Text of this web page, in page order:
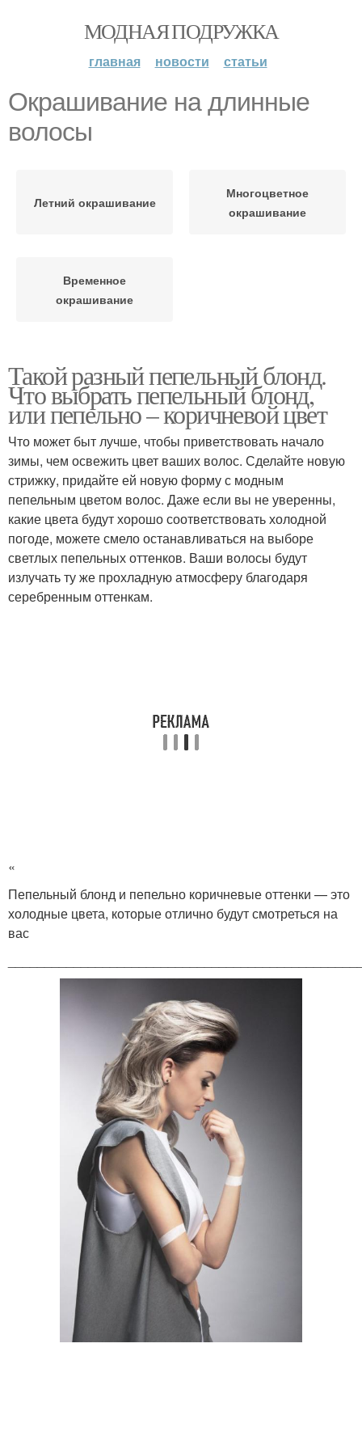
МОДНАЯ ПОДРУЖКА
главная новости статьи
Окрашивание на длинные
волосы
Летний окрашивание
Многоцветное
окрашивание
Временное
окрашивание
Такой разный пепельный блонд.
Что выбрать пепельный блонд,
или пепельно – коричневой цвет
Что может быт лучше, чтобы приветствовать начало
зимы, чем освежить цвет ваших волос. Сделайте новую
стрижку, придайте ей новую форму с модным
пепельным цветом волос. Даже если вы не уверенны,
какие цвета будут хорошо соответствовать холодной
погоде, можете смело останавливаться на выборе
светлых пепельных оттенков. Ваши волосы будут
излучать ту же прохладную атмосферу благодаря
серебренным оттенкам.
«
Пепельный блонд и пепельно коричневые оттенки — это
холодные цвета, которые отлично будут смотреться на
вас